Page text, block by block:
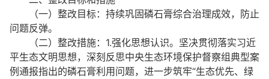
（一）整改目标：持续巩固磷石膏综合治理成效，防止
问题反弹。
（二）整改措施：1.强化思想认识。坚决贯彻落实习近
平生态文明思想，深刻反思中央生态环境保护督察组典型案
例通报指出的磷石膏利用问题，进一步筑牢“生态优先、绿